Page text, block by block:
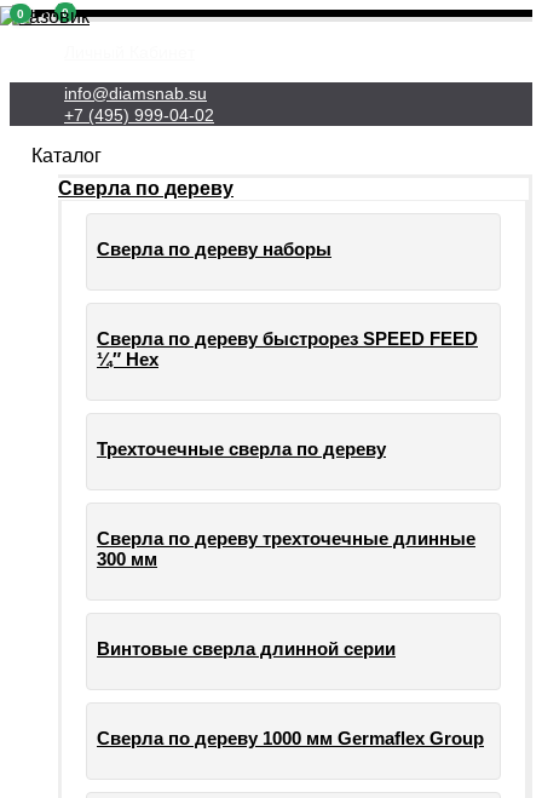
info@diamsnab.su
+7 (495) 999-04-02
0
Каталог
Сверла по дереву
Сверла по дереву наборы
Сверла по дереву быстрорез SPEED FEED
¼″ Hex
Трехточечные сверла по дереву
Сверла по дереву трехточечные длинные
300 мм
Винтовые сверла длинной серии
Сверла по дереву 1000 мм Germaflex Group
0